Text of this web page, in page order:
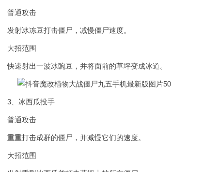
普通攻击
发射冰冻豆打击僵尸，减慢僵尸速度。
大招范围
快速射出一波冰豌豆，并将面前的草坪变成冰道。
3、冰西瓜投手
普通攻击
重重打击成群的僵尸，并减慢它们的速度。
大招范围